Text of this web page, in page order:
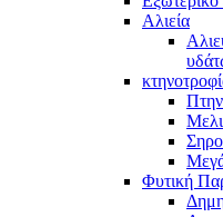
Αλιεία
Φυτική